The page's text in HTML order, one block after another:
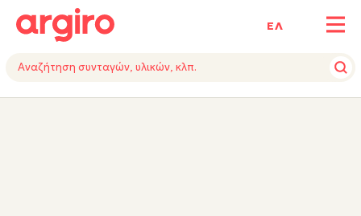
ΕΛ
ΥΛΙΚΑΕΚΤΕΛΕΣΗ